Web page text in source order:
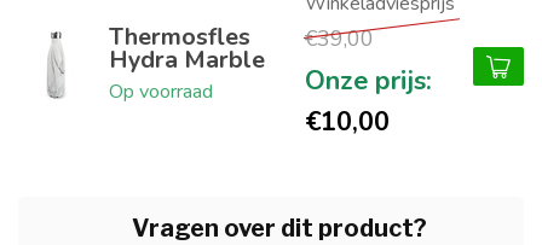
Thermosfles
Hydra Marble
Op voorraad
€39,00
€10,00
Vragen over dit product?